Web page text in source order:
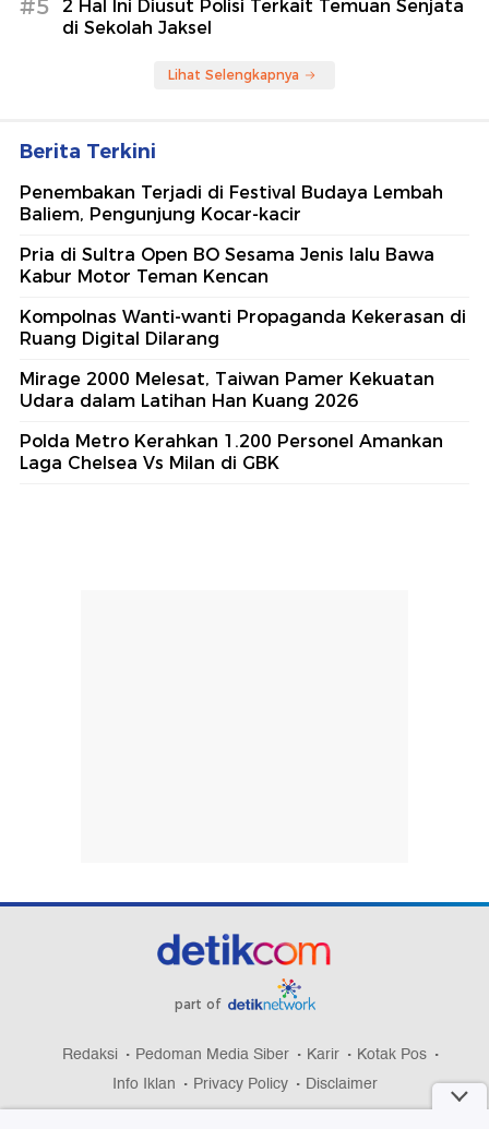
#5
2 Hal Ini Diusut Polisi Terkait Temuan Senjata
di Sekolah Jaksel
Lihat Selengkapnya
Berita Terkini
Penembakan Terjadi di Festival Budaya Lembah
Baliem, Pengunjung Kocar-kacir
Pria di Sultra Open BO Sesama Jenis lalu Bawa
Kabur Motor Teman Kencan
Kompolnas Wanti-wanti Propaganda Kekerasan di
Ruang Digital Dilarang
Mirage 2000 Melesat, Taiwan Pamer Kekuatan
Udara dalam Latihan Han Kuang 2026
Polda Metro Kerahkan 1.200 Personel Amankan
Laga Chelsea Vs Milan di GBK
part of
Redaksi Pedoman Media Siber Karir
Kotak Pos
Info Iklan
Privacy Policy Disclaimer